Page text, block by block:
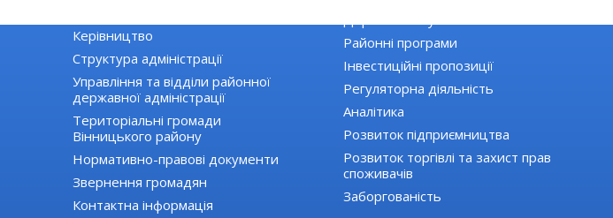
Керівництво
Структура адміністрації
Управління та відділи районної
державної адміністрації
Територіальні громади
Вінницького району
Нормативно-правові документи
Звернення громадян
Контактна інформація
Районні програми
Інвестиційні пропозиції
Регуляторна діяльність
Аналітика
Розвиток підприємництва
Розвиток торгівлі та захист прав
споживачів
Заборгованість